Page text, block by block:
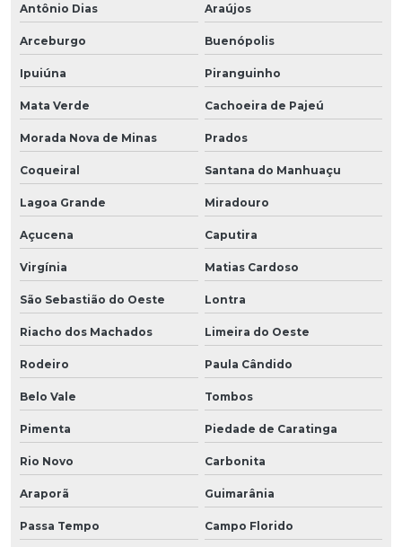
Antônio Dias Araújos
Arceburgo Buenópolis
Ipuiúna Piranguinho
Mata Verde Cachoeira de Pajeú
Morada Nova de Minas Prados
Coqueiral Santana do Manhuaçu
Lagoa Grande Miradouro
Açucena Caputira
Virgínia Matias Cardoso
São Sebastião do Oeste Lontra
Riacho dos Machados Limeira do Oeste
Rodeiro Paula Cândido
Belo Vale Tombos
Pimenta Piedade de Caratinga
Rio Novo Carbonita
Araporã Guimarânia
Passa Tempo Campo Florido